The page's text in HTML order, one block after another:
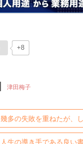
+8
津田梅子
幾多の失敗を重ねたが、
人生の導き手である良い